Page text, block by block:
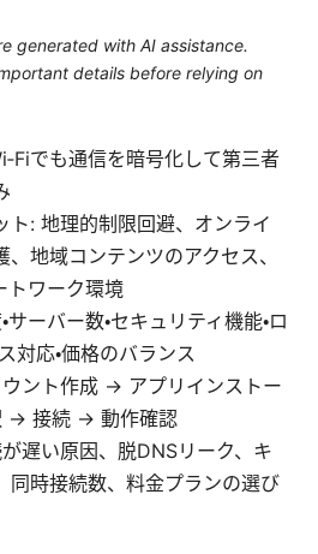
generated with AI assistance.
details before relying on
でも通信を暗号化して第三者
ト: 地理的制限回避、オンライ
地域コンテンツのアクセス、
トワーク環境
ーバー数・セキュリティ機能・ロ
対応・価格のバランス
ント作成 → アプリインストー
→ 接続 → 動作確認
遅い原因、脱DNSリーク、キ
同時接続数、料金プランの選び